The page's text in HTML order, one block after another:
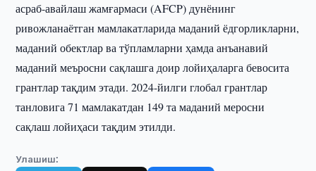
асраб-авайлаш жамғармаси (AFCP) дунёнинг
ривожланаётган мамлакатларида маданий ёдгорликларни,
маданий обектлар ва тўпламларни ҳамда анъанавий
маданий меъросни сақлашга доир лойиҳаларга бевосита
грантлар тақдим этади. 2024-йилги глобал грантлар
танловига 71 мамлакатдан 149 та маданий меросни
сақлаш лойиҳаси тақдим этилди.
Улашиш: